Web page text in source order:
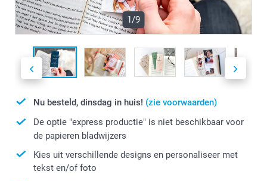
1/9
Nu besteld, dinsdag in huis! (zie voorwaarden)
De optie "express productie" is niet beschikbaar voor
de papieren bladwijzers
Kies uit verschillende designs en personaliseer met
tekst en/of foto